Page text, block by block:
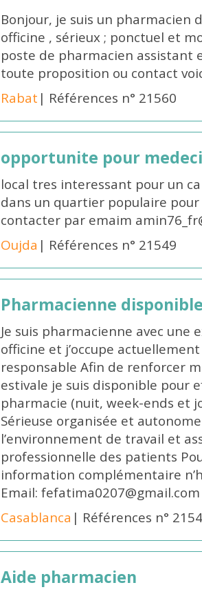
Bonjour, je suis un pharmacien
officine , sérieux ; ponctuel et
poste de pharmacien
toute proposition ou contact
Rabat | Références n° 21560
opportunite pour
local tres interessant pour un
dans un quartier populaire
contacter par emaim
Oujda | Références n° 21549
Pharmacienne
Je suis pharmacienne avec
officine et j’occupe
responsable Afin de renforcer
estivale je suis disponible pour
pharmacie (nuit, week-ends et
Sérieuse organisée et
l’environnement de travail et
professionnelle des patients
information complémentaire
Email: fefatima0207@gmail.com
Casablanca | Références n°
Aide pharmacien